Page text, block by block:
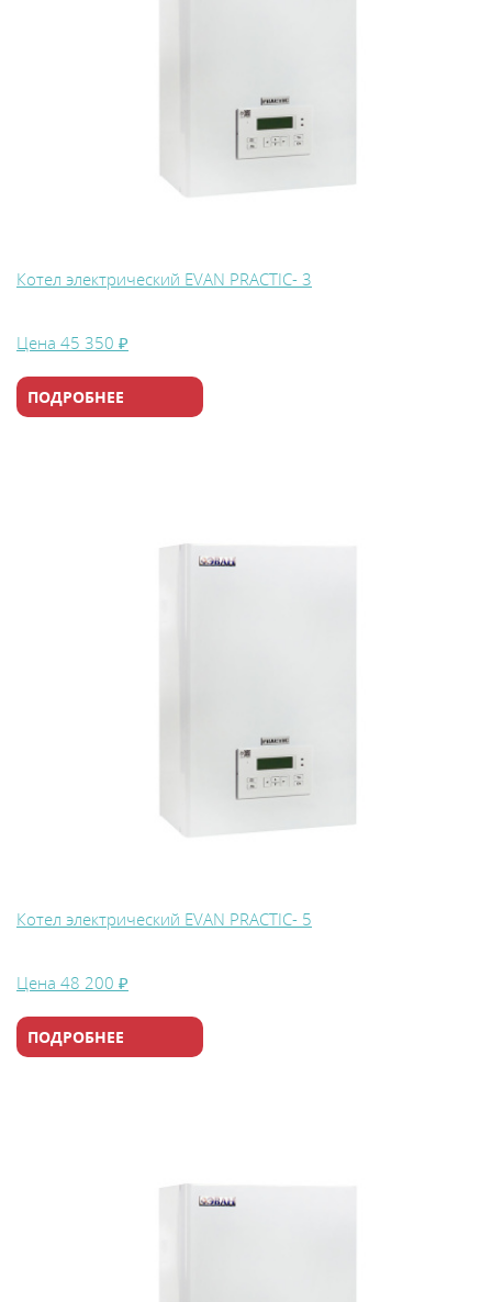
Котел электрический EVAN PRACTIC- 3
Цена 45 350 ₽
ПОДРОБНЕЕ
Котел электрический EVAN PRACTIC- 5
Цена 48 200 ₽
ПОДРОБНЕЕ